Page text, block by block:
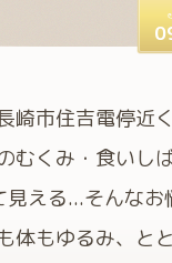
崎市住吉電停近く
むくみ・食いし
見える...そんなお
体もゆるみ、とと